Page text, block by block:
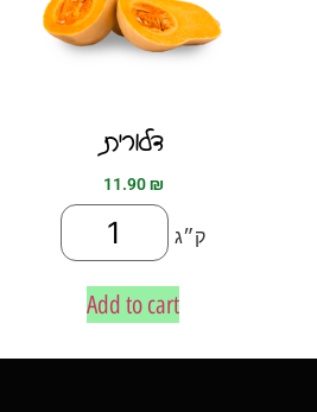
דלורית
11.90₪
ק״ג
Add to cart